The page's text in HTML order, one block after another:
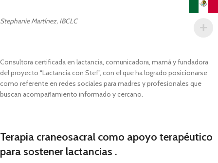
Stephanie Martínez, IBCLC
Consultora certificada en lactancia, comunicadora, mamá y fundadora
del proyecto “Lactancia con Stef”, con el que ha logrado posicionarse
como referente en redes sociales para madres y profesionales que
buscan acompañamiento informado y cercano.
Terapia craneosacral como apoyo terapéutico
para sostener lactancias .